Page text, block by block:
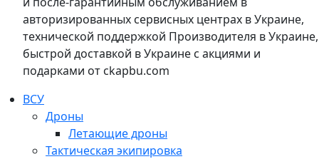
авторизированных сервисных центрах в Украине,
технической поддержкой Производителя в Украине,
быстрой доставкой в Украине с акциями и
подарками от ckapbu.com
ВСУ
Дроны
Летающие дроны
Тактическая экипировка